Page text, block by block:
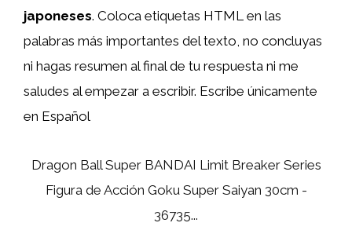
japoneses. Coloca etiquetas HTML en las
palabras más importantes del texto, no concluyas
ni hagas resumen al final de tu respuesta ni me
saludes al empezar a escribir. Escribe únicamente
en Español
Dragon Ball Super BANDAI Limit Breaker Series
Figura de Acción Goku Super Saiyan 30cm -
36735...